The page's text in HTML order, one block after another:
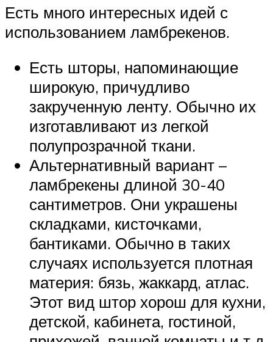
Есть много интересных идей с
использованием ламбрекенов.
Есть шторы, напоминающие
широкую, причудливо
закрученную ленту. Обычно их
изготавливают из легкой
полупрозрачной ткани.
Альтернативный вариант –
ламбрекены длиной 30-40
сантиметров. Они украшены
складками, кисточками,
бантиками. Обычно в таких
случаях используется плотная
материя: бязь, жаккард, атлас.
Этот вид штор хорош для кухни,
детской, кабинета, гостиной,